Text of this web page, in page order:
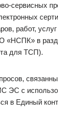
сервисных
работ,
«НСПК» в
для ТСП).
ЭС с
в Единый